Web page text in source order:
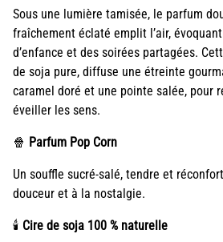
Sous une lumière tamisée, le parfum
fraîchement éclaté emplit l’air,
d’enfance et des soirées partagées.
de soja pure, diffuse une étreinte
caramel doré et une pointe salée, pour
éveiller les sens.
🍿 Parfum Pop Corn
Un souffle sucré-salé, tendre et
douceur et à la nostalgie.
🕯️ Cire de soja 100 % naturelle